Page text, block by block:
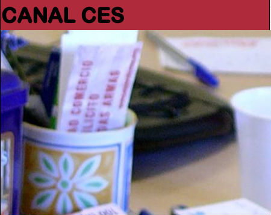
CANAL CES